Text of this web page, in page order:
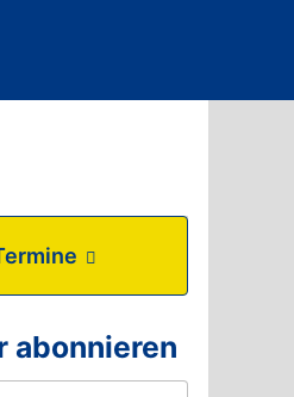
abonnieren